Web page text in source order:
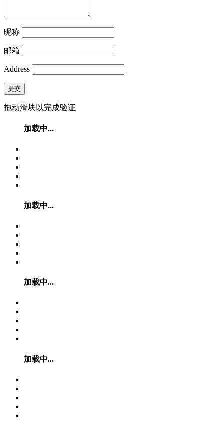
昵称
邮箱
Address
提交
拖动滑块以完成验证
加载中...
加载中...
加载中...
加载中...